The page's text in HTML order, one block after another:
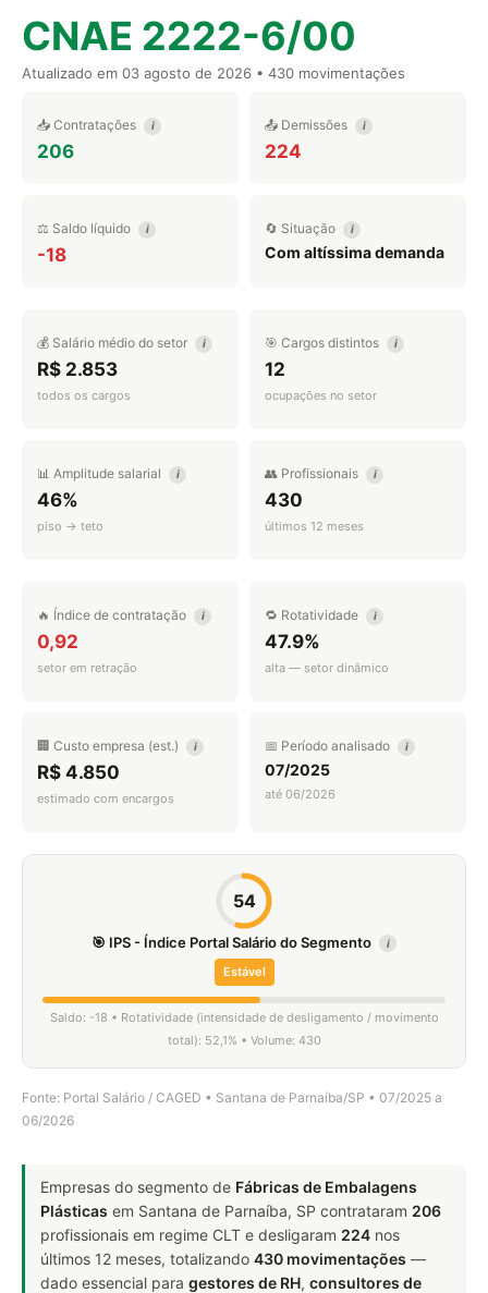
CNAE 2222-6/00
Atualizado em 03 agosto de 2026 • 430 movimentações
📥 Contratações i
206
📤 Demissões i
224
⚖️ Saldo líquido i
-18
🔄 Situação i
Com altíssima demanda
💰 Salário médio do setor i
R$ 2.853
todos os cargos
🎯 Cargos distintos i
12
ocupações no setor
📊 Amplitude salarial i
46%
piso → teto
👥 Profissionais i
430
últimos 12 meses
🔥 Índice de contratação i
0,92
setor em retração
🔁 Rotatividade i
47.9%
alta — setor dinâmico
🏢 Custo empresa (est.) i
R$ 4.850
estimado com encargos
📅 Período analisado i
07/2025
até 06/2026
54
🎯 IPS - Índice Portal Salário do Segmento i
Estável
Saldo: -18 • Rotatividade (intensidade de desligamento / movimento
total): 52,1% • Volume: 430
Fonte: Portal Salário / CAGED • Santana de Parnaíba/SP • 07/2025 a
06/2026
Empresas do segmento de Fábricas de Embalagens
Plásticas em Santana de Parnaíba, SP contrataram 206
profissionais em regime CLT e desligaram 224 nos
últimos 12 meses, totalizando 430 movimentações —
dado essencial para gestores de RH, consultores de